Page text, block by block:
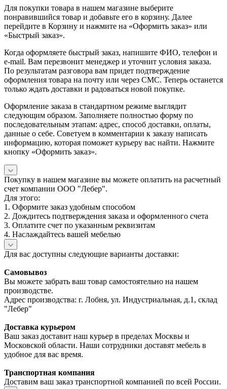
Для покупки товара в нашем магазине выберите
понравившийся товар и добавьте его в корзину. Далее
перейдите в Корзину и нажмите на «Оформить заказ» или
«Быстрый заказ».
Когда оформляете быстрый заказ, напишите ФИО, телефон и
e-mail. Вам перезвонит менеджер и уточнит условия заказа.
По результатам разговора вам придет подтверждение
оформления товара на почту или через СМС. Теперь останется
только ждать доставки и радоваться новой покупке.
Оформление заказа в стандартном режиме выглядит
следующим образом. Заполняете полностью форму по
последовательным этапам: адрес, способ доставки, оплаты,
данные о себе. Советуем в комментарии к заказу написать
информацию, которая поможет курьеру вас найти. Нажмите
кнопку «Оформить заказ».
Покупку в нашем магазине вы можете оплатить на расчетный
счет компании ООО "Лебер".
Для этого:
1. Оформите заказ удобным способом
2. Дождитесь подтверждения заказа и оформленного счета
3. Оплатите счет по указанным реквизитам
4. Наслаждайтесь вашей мебелью
Для вас доступны следующие варианты доставки:
Самовывоз
Вы можете забрать ваш товар самостоятельно на нашем
производстве.
Адрес производства: г. Лобня, ул. Индустриальная, д.1, склад
"Лебер"
Доставка курьером
Ваш заказ доставит наш курьер в пределах Москвы и
Московской области. Наши сотрудники доставят мебель в
удобное для вас время.
Транспортная компания
Доставим ваш заказ транспортной компанией по всей России.